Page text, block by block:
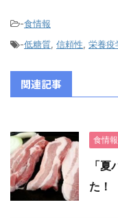
-食情報
-低糖質, 信頼性, 栄養疫
関連記事
食情報
「
た！